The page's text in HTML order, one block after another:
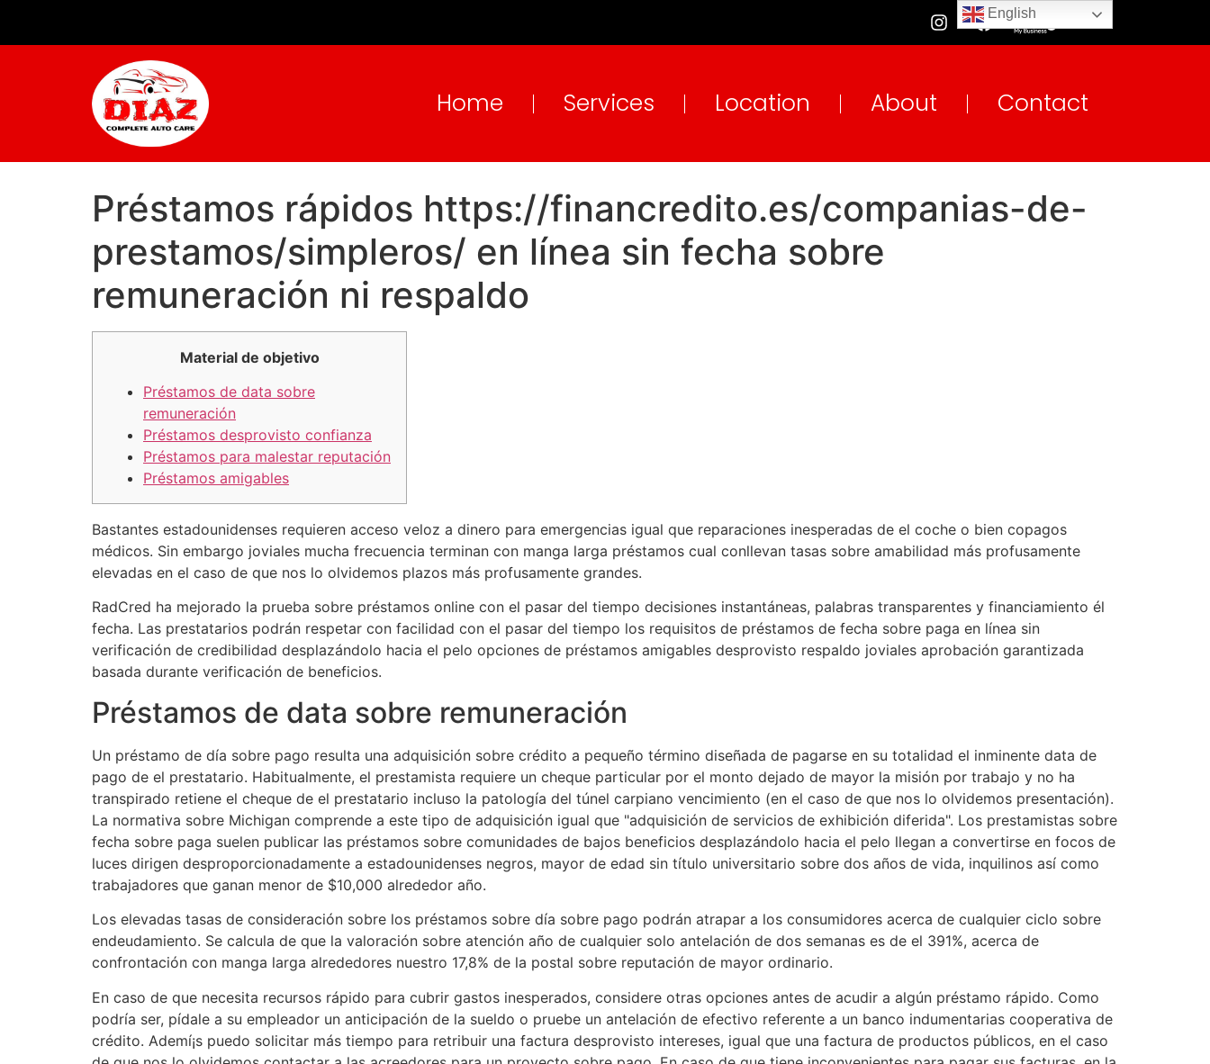
Home Services Location About Contact
Préstamos rápidos https://financredito.es/companias-de-
prestamos/simpleros/ en línea sin fecha sobre
remuneración ni respaldo
Material de objetivo
Préstamos de data sobre
remuneración
Préstamos desprovisto confianza
Préstamos para malestar reputación
Préstamos amigables
Bastantes estadounidenses requieren acceso veloz a dinero para emergencias igual que reparaciones inesperadas de el coche o bien copagos
médicos. Sin embargo joviales mucha frecuencia terminan con manga larga préstamos cual conllevan tasas sobre amabilidad más profusamente
elevadas en el caso de que nos lo olvidemos plazos más profusamente grandes.
RadCred ha mejorado la prueba sobre préstamos online con el pasar del tiempo decisiones instantáneas, palabras transparentes y financiamiento él
fecha. Las prestatarios podrán respetar con facilidad con el pasar del tiempo los requisitos de préstamos de fecha sobre paga en línea sin
verificación de credibilidad desplazándolo hacia el pelo opciones de préstamos amigables desprovisto respaldo joviales aprobación garantizada
basada durante verificación de beneficios.
Préstamos de data sobre remuneración
Un préstamo de día sobre pago resulta una adquisición sobre crédito a pequeño término diseñada de pagarse en su totalidad el inminente data de
pago de el prestatario. Habitualmente, el prestamista requiere un cheque particular por el monto dejado de mayor la misión por trabajo y no ha
transpirado retiene el cheque de el prestatario incluso la patologí­a del túnel carpiano vencimiento (en el caso de que nos lo olvidemos presentación).
La normativa sobre Michigan comprende a este tipo de adquisición igual que "adquisición de servicios de exhibición diferida". Los prestamistas sobre
fecha sobre paga suelen publicar las préstamos sobre comunidades de bajos beneficios desplazándolo hacia el pelo llegan a convertirse en focos de
luces dirigen desproporcionadamente a estadounidenses negros, mayor de edad sin título universitario sobre dos años de vida, inquilinos así­ como
trabajadores que ganan menor de $10,000 alrededor año.
Los elevadas tasas de consideración sobre los préstamos sobre día sobre pago podrán atrapar a los consumidores acerca de cualquier ciclo sobre
endeudamiento. Se calcula de que la valoración sobre atención año de cualquier solo antelación de dos semanas es de el 391%, acerca de
confrontación con manga larga alrededores nuestro 17,8% de la postal sobre reputación de mayor ordinario.
En caso de que necesita recursos rápido para cubrir gastos inesperados, considere otras opciones antes de acudir a algún préstamo rápido. Como
podrí­a ser, pídale a su empleador un anticipación de la sueldo o pruebe un antelación de efectivo referente a un banco indumentarias cooperativa de
crédito. Ademí¡s puedo solicitar más tiempo para retribuir una factura desprovisto intereses, igual que una factura de productos públicos, en el caso
English